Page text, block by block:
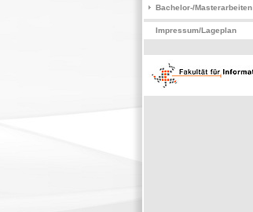
Bachelor-/Masterarbeiten
Impressum/Lageplan